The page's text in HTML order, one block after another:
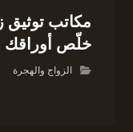
مكاتب توثيق
خلّص أوراقك
الزواج والهجرة